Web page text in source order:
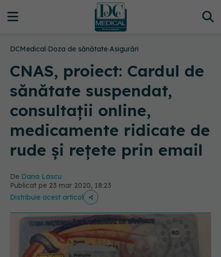
DCMedical›Doza de sănătate›Asigurări
CNAS, proiect: Cardul de
sănătate suspendat,
consultații online,
medicamente ridicate de
rude și rețete prin email
De Dana Lascu
Publicat pe 23 mar 2020, 18:23
Distribuie acest articol